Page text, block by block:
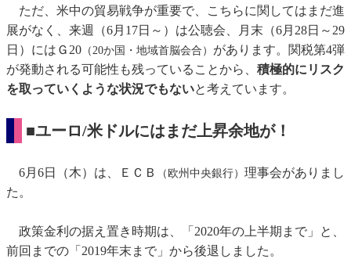
ただ、米中の貿易戦争が重要で、こちらに関してはまだ進
展がなく、来週（6月17日～）は公聴会、月末（6月28日～29
日）にはＧ20 （20か国・地域首脳会合） があります。関税第4弾
が発動される可能性も残っていることから、 積極的にリスク
を取っていくような状況でもないと考えています。
■ユーロ/米ドルにはまだ上昇余地が！
6月6日（木）は、ＥＣＢ （欧州中央銀行） 理事会がありまし
た。
政策金利の据え置き時期は、「2020年の上半期まで」と、
前回までの「2019年末まで」から後退しました。